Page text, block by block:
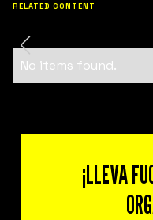
RELATED CONTENT
No items found.
¡LLEVA